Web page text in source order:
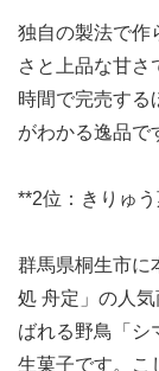
独自の製法で作
さと上品な甘さ
時間で完売する
がわかる逸品で
**2位：きりゅ
群馬県桐生市に
処 舟定」の人
ばれる野鳥「シ
生菓子です。こ